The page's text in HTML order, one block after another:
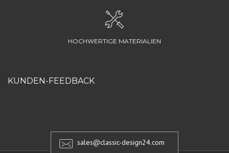
HOCHWERTIGE MATERIALIEN
KUNDEN-FEEDBACK
sales@classic-design24.com